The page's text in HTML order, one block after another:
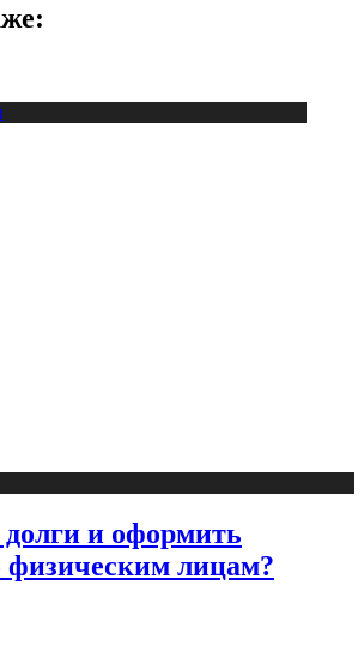
и оформить
физическим лицам?